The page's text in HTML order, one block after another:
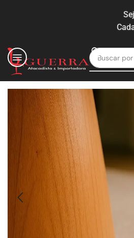
Buscar por